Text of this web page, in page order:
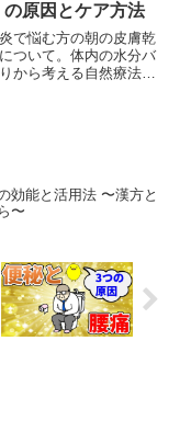
の原因とケア方法
で悩む方の朝の皮膚乾
ついて。体内の水分バ
から考える自然療法的
効能と活用法 〜漢方と
〜